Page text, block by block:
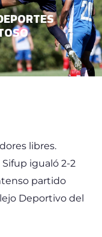
libres.
igualó 2-2
partido
Deportivo del